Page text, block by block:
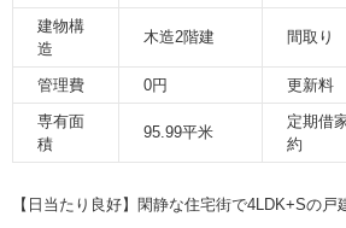
建物構
造
木造2階建 間取り
管理費 0円 更新料
専有面
積
95.99平米
定期借
約
【日当たり良好】閑静な住宅街で4LDK+Sの戸